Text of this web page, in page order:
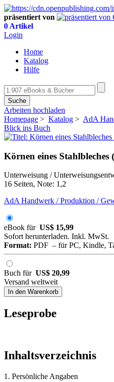
präsentiert von
0 Artikel
Login
Home
Katalog
Hilfe
Suche
Arbeiten hochladen
Homepage > Katalog > AdA
Blick ins Buch
Körnen eines
Unterweisung /
16 Seiten, Note: 1,2
AdA Handwerk / Produktion /
eBook für US$ 15,99
Sofort herunterladen. Inkl. MwSt.
Format: PDF – für PC, Kindle,
Buch für US$ 20,99
Versand weltweit
In den Warenkorb
Leseprobe
Inhaltsverzeichnis
1. Persönliche Angaben